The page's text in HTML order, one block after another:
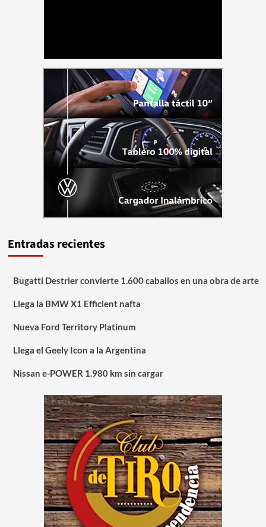
Entradas recientes
Bugatti Destrier convierte 1.600 caballos en una obra de arte
Llega la BMW X1 Efficient nafta
Nueva Ford Territory Platinum
Llega el Geely Icon a la Argentina
Nissan e-POWER 1.980 km sin cargar